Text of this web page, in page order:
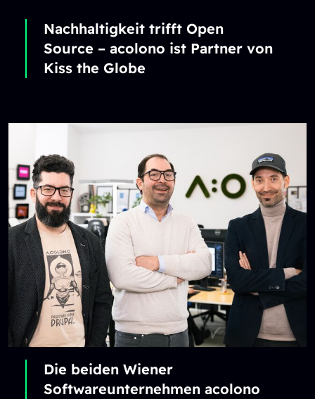
Nachhaltigkeit trifft Open
Source – acolono ist Partner von
Kiss the Globe
Die beiden Wiener
Softwareunternehmen acolono